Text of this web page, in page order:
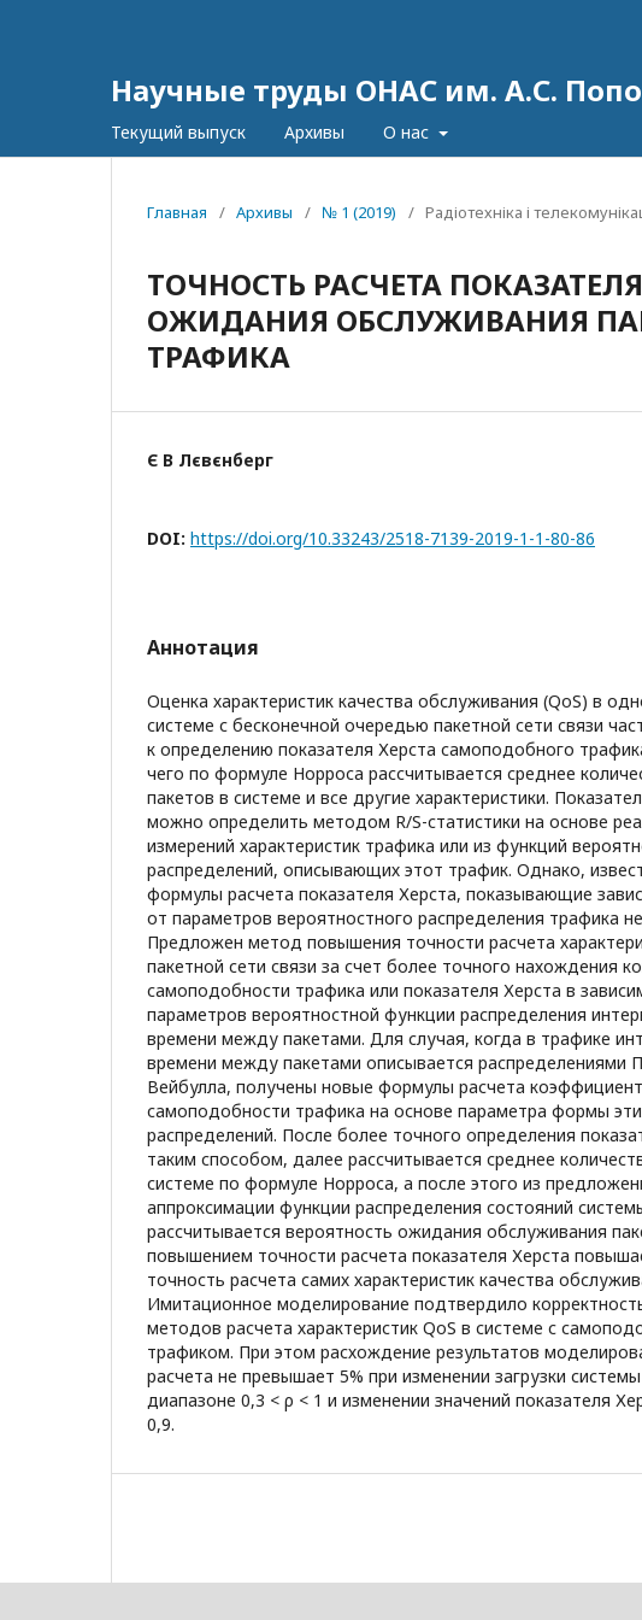
Научные труды ОНАС им. А.С.
Текущий выпуск Архивы О нас
Главная / Архивы / № 1 (2019) / Радіотехніка і
ТОЧНОСТЬ РАСЧЕТА
ОЖИДАНИЯ ОБСЛУЖИВАНИЯ
ТРАФИКА
Є В Лєвєнберг
DOI: https://doi.org/10.33243/2518-7139-2019-1-1-80-86
Аннотация
Оценка характеристик качества обслуживания (QoS) в
системе с бесконечной очередью пакетной сети связи
к определению показателя Херста самоподобного
чего по формуле Норроса рассчитывается среднее
пакетов в системе и все другие характеристики.
можно определить методом R/S-статистики на основе
измерений характеристик трафика или из функций
распределений, описывающих этот трафик. Однако,
формулы расчета показателя Херста, показывающие
от параметров вероятностного распределения трафика
Предложен метод повышения точности расчета
пакетной сети связи за счет более точного нахождения
самоподобности трафика или показателя Херста в
параметров вероятностной функции распределения
времени между пакетами. Для случая, когда в трафике
времени между пакетами описывается распределениями
Вейбулла, получены новые формулы расчета
самоподобности трафика на основе параметра формы
распределений. После более точного определения
таким способом, далее рассчитывается среднее
системе по формуле Норроса, а после этого из
аппроксимации функции распределения состояний
рассчитывается вероятность ожидания обслуживания
повышением точности расчета показателя Херста
точность расчета самих характеристик качества
Имитационное моделирование подтвердило
методов расчета характеристик QoS в системе с
трафиком. При этом расхождение результатов
расчета не превышает 5% при изменении загрузки
диапазоне 0,3 < ρ < 1 и изменении значений показателя
0,9.